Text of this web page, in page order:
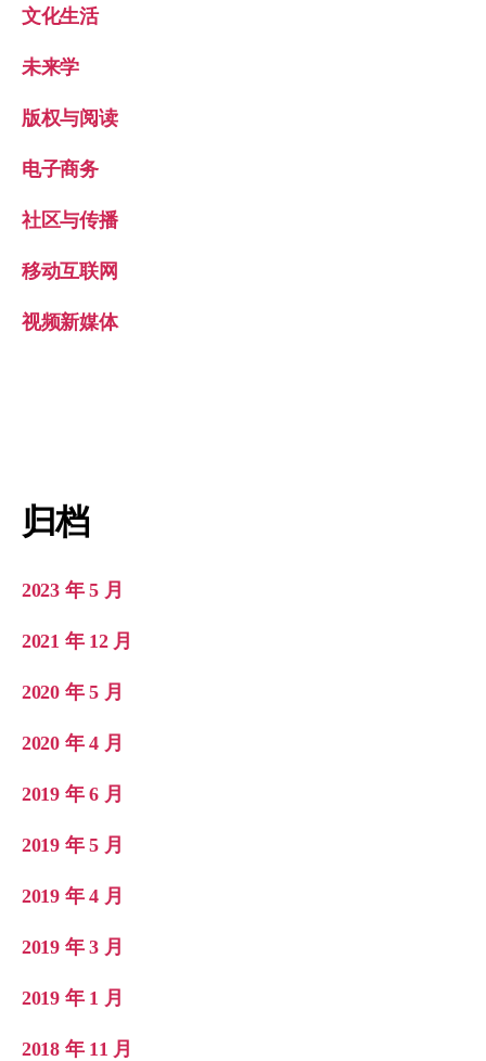
文化生活
未来学
版权与阅读
电子商务
社区与传播
移动互联网
视频新媒体
归档
2023 年 5 月
2021 年 12 月
2020 年 5 月
2020 年 4 月
2019 年 6 月
2019 年 5 月
2019 年 4 月
2019 年 3 月
2019 年 1 月
2018 年 11 月